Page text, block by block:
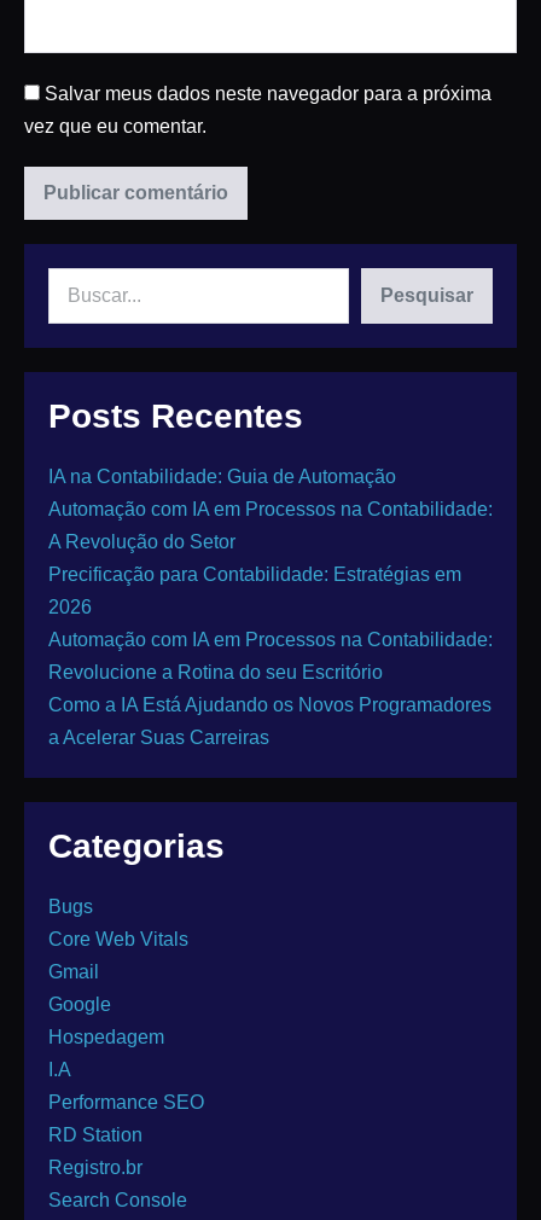
Salvar meus dados neste navegador para a próxima
vez que eu comentar.
Pesquisar
Posts Recentes
IA na Contabilidade: Guia de Automação
Automação com IA em Processos na Contabilidade:
A Revolução do Setor
Precificação para Contabilidade: Estratégias em
2026
Automação com IA em Processos na Contabilidade:
Revolucione a Rotina do seu Escritório
Como a IA Está Ajudando os Novos Programadores
a Acelerar Suas Carreiras
Categorias
Bugs
Core Web Vitals
Gmail
Google
Hospedagem
I.A
Performance SEO
RD Station
Registro.br
Search Console